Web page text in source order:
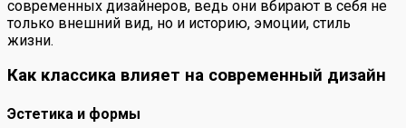
современных дизайнеров, ведь они вбирают в себя не
только внешний вид, но и историю, эмоции, стиль
жизни.
Как классика влияет на современный дизайн
Эстетика и формы